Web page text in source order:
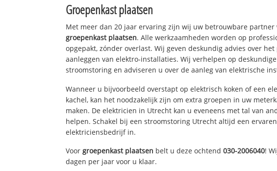
Groepenkast plaatsen
Met meer dan 20 jaar ervaring zijn wij uw betrouwbare partner
groepenkast plaatsen. Alle werkzaamheden worden op
opgepakt, zónder overlast. Wij geven deskundig advies over
aanleggen van elektro-installaties. Wij verhelpen op
stroomstoring en adviseren u over de aanleg van elektrische
Wanneer u bijvoorbeeld overstapt op elektrisch koken of een
kachel, kan het noodzakelijk zijn om extra groepen in uw
maken. De elektricien in Utrecht kan u eveneens met tal van
helpen. Schakel bij een stroomstoring Utrecht altijd een ervaren
elektriciensbedrijf in.
Voorgroepenkast plaatsen belt u deze ochtend030-2006040!
dagen per jaar voor u klaar.